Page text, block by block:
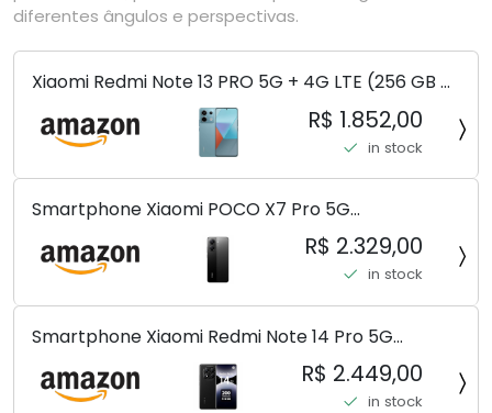
diferentes ângulos e perspectivas.
Xiaomi Redmi Note 13 PRO 5G + 4G LTE (256 GB +
8 GB) 200 MP Triplo (Mobile Mint Tello e) +
(Pacote de carregador duplo de carro rápido)
(Ocean Teal (ROM))
R$ 1.852,00
in stock
Smartphone Xiaomi POCO X7 Pro 5G
8+256GB/12+256GB/12+512GB
R$ 2.329,00
in stock
Smartphone Xiaomi Redmi Note 14 Pro 5G
Midnight Black (Preto) 12GB RAM 512GB ROM NFC
[ 24090RA29G ]
R$ 2.449,00
in stock